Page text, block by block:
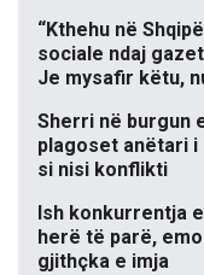
“Kthehu në
sociale ndaj
Je mysafir këtu,
Sherri në burgun
plagoset anëtari
si nisi konflikti
Ish konkurrentja
herë të parë,
gjithçka e imja